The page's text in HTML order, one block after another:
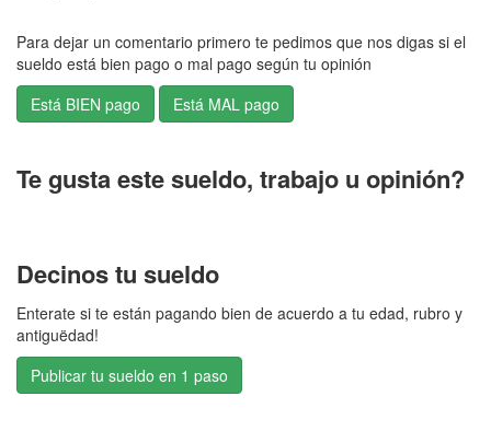
Para dejar un comentario primero te pedimos que nos digas si el
sueldo está bien pago o mal pago según tu opinión
Te gusta este sueldo, trabajo u opinión?
Decinos tu sueldo
Enterate si te están pagando bien de acuerdo a tu edad, rubro y
antiguëdad!
Publicar tu sueldo en 1 paso